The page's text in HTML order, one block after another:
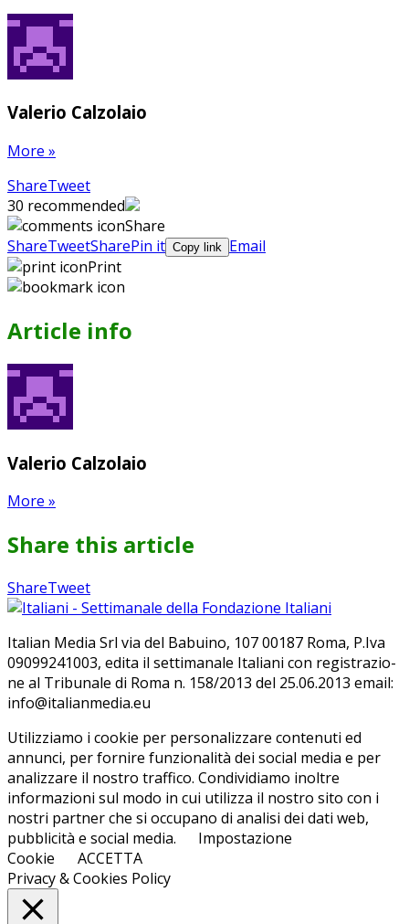
Valerio Calzolaio
More »
ShareTweetShare
on
Google+
Pin
on
Pinterest
Send
with
WhatsApp
30 recommended
Share
ShareTweetSharePin it Copy link Email
Print
Article info
Valerio Calzolaio
More »
Share this article
ShareTweetShare
on
Pin
on
Send
with
Ita­lian Me­dia Srl via del Ba­bui­no, 107 00187 Roma, P.Iva
09099241003, edi­ta il set­ti­ma­na­le Ita­lia­ni con re­gi­stra­zio­
ne al Tri­bu­na­le di Roma n. 158/​2013 del 25.06.2013 email:
info@ita­lian­me­dia.eu
Utilizziamo i cookie per personalizzare contenuti ed
annunci, per fornire funzionalità dei social media e per
analizzare il nostro traffico. Condividiamo inoltre
informazioni sul modo in cui utilizza il nostro sito con i
nostri partner che si occupano di analisi dei dati web,
pubblicità e social media.
Impostazione
Cookie
ACCETTA
Privacy & Cookies Policy